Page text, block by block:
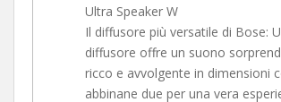
Ultra Speaker W
Il diffusore più versatile di Bose:
diffusore offre un suono
ricco e avvolgente in dimensioni
abbinane due per una vera